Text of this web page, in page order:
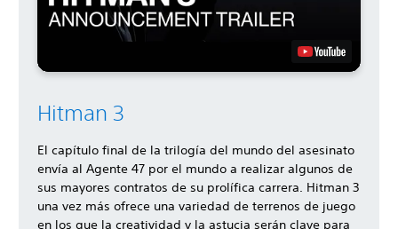
Hitman 3
El capítulo final de la trilogía del mundo del asesinato
envía al Agente 47 por el mundo a realizar algunos de
sus mayores contratos de su prolífica carrera. Hitman 3
una vez más ofrece una variedad de terrenos de juego
en los que la creatividad y la astucia serán clave para